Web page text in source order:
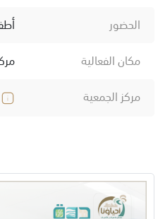
الحضور
مكان الفعالية
مركز الجمعية